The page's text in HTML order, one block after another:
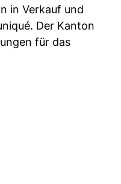
in Verkauf und
Der Kanton
für das